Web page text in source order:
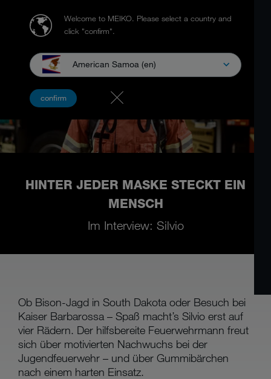
Welcome to MEIKO. Please select a country and
click "confirm".
American Samoa (en)
confirm
HINTER JEDER MASKE STECKT EIN
MENSCH
Im Interview: Silvio
Ob Bison-Jagd in South Dakota oder Besuch bei
Kaiser Barbarossa – Spaß macht’s Silvio erst auf
vier Rädern. Der hilfsbereite Feuerwehrmann freut
sich über motivierten Nachwuchs bei der
Jugendfeuerwehr – und über Gummibärchen
nach einem harten Einsatz.